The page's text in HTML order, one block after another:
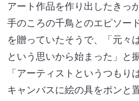
アート作品を作り出したきっ
手のころの千鳥とのエピソー
を贈っていたそうで、「元々
という思いから始まった」と
「アーティストというつもり
キャンバスに絵の具をポンと